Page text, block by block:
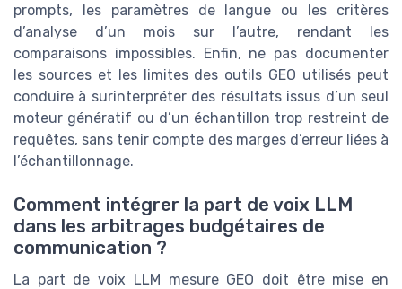
prompts, les paramètres de langue ou les critères
d’analyse d’un mois sur l’autre, rendant les
comparaisons impossibles. Enfin, ne pas documenter
les sources et les limites des outils GEO utilisés peut
conduire à surinterpréter des résultats issus d’un seul
moteur génératif ou d’un échantillon trop restreint de
requêtes, sans tenir compte des marges d’erreur liées à
l’échantillonnage.
Comment intégrer la part de voix LLM
dans les arbitrages budgétaires de
communication ?
La part de voix LLM mesure GEO doit être mise en